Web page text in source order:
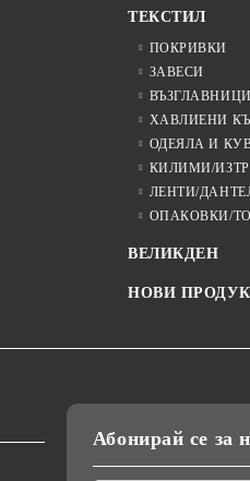
ТЕКСТИЛ
ПОКРИВКИ
ЗАВЕСИ
ВЪЗГЛАВНИЦИ
ХАВЛИЕНИ
ОДЕЯЛА И
КИЛИМИ/
ЛЕНТИ/
ОПАКОВКИ/
ВЕЛИКДЕН
НОВИ
Абонирай се за